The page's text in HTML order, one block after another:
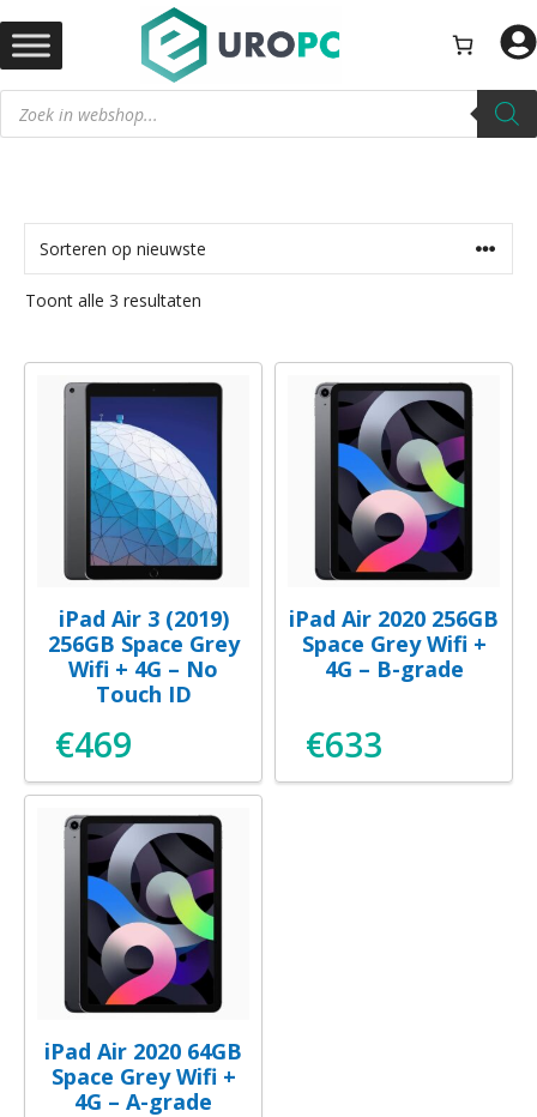
naar
de
inhoud
Producten
zoeken
Toont alle 3 resultaten
iPad Air 3 (2019)
256GB Space Grey
Wifi + 4G – No
Touch ID
€469
iPad Air 2020 256GB
Space Grey Wifi +
4G – B-grade
€633
iPad Air 2020 64GB
Space Grey Wifi +
4G – A-grade